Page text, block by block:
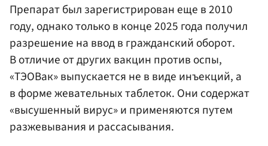
Препарат был зарегистрирован еще в 2010
году, однако только в конце 2025 года получил
разрешение на ввод в гражданский оборот.
В отличие от других вакцин против оспы,
«ТЭОВак» выпускается не в виде инъекций, а
в форме жевательных таблеток. Они содержат
«высушенный вирус» и применяются путем
разжевывания и рассасывания.